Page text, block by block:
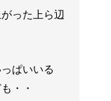
った上ら辺
ぱいいる
・・